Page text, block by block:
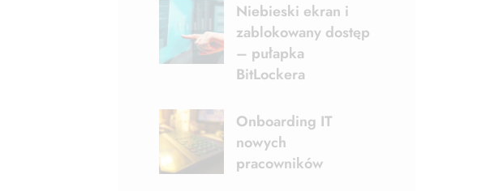
Niebieski ekran i
zablokowany dostęp
– pułapka
BitLockera
Onboarding IT
nowych
pracowników